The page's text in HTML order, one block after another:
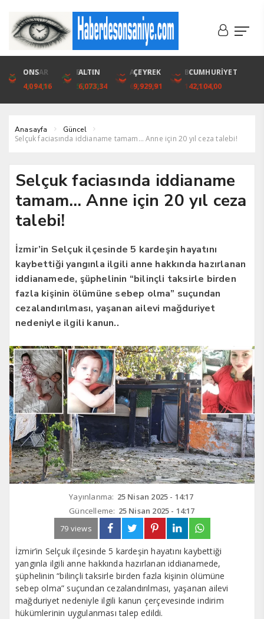
DOLAR
46,1316
EURO
53,3001
ALTIN
6,073,34
BIST
1.720,92
ONS
4,094,16
ALTIN
6,073,34
ÇEYREK
9,929,91
CUMHURİYET
42,104,00
Anasayfa Güncel
Selçuk faciasında iddianame tamam… Anne için 20 yıl ceza talebi!
Selçuk faciasında iddianame
tamam… Anne için 20 yıl ceza
talebi!
İzmir’in Selçuk ilçesinde 5 kardeşin hayatını
kaybettiği yangınla ilgili anne hakkında hazırlanan
iddianamede, şüphelinin “bilinçli taksirle birden
fazla kişinin ölümüne sebep olma” suçundan
cezalandırılması, yaşanan ailevi mağduriyet
nedeniyle ilgili kanun..
Yayınlanma: 25 Nisan 2025 - 14:17
Güncelleme: 25 Nisan 2025 - 14:17
79 views
İzmir’in Selçuk ilçesinde 5 kardeşin hayatını kaybettiği
yangınla ilgili anne hakkında hazırlanan iddianamede,
şüphelinin “bilinçli taksirle birden fazla kişinin ölümüne
sebep olma” suçundan cezalandırılması, yaşanan ailevi
mağduriyet nedeniyle ilgili kanun çerçevesinde indirim
hükümlerinin uygulanması talep edildi.